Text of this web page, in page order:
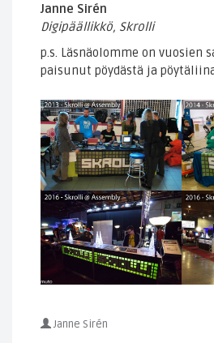
Janne Sirén
Digipäällikkö, Skrolli
p.s. Läsnäolomme on vuosien
paisunut pöydästä ja
Janne Sirén